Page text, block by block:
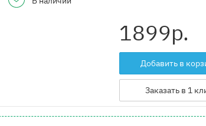
1899р.
Добавить в
Заказать в 1